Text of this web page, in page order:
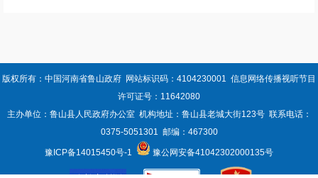
版权所有：中国河南省鲁山政府 网站标识码：4104230001 信息网络传播视听节目
许可证号：11642080
主办单位：鲁山县人民政府办公室 机构地址：鲁山县老城大街123号 联系电话：
0375-5051301 邮编：467300
豫ICP备14015450号-1 豫公网安备41042302000135号